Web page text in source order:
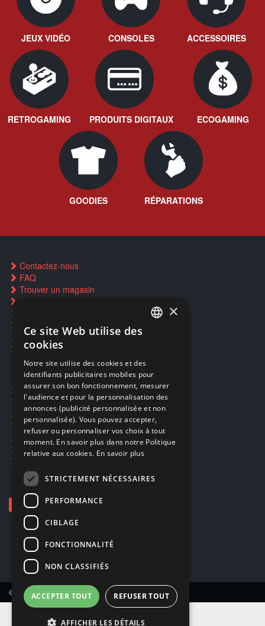
JEUX VIDÉO CONSOLES ACCESSOIRES
RETROGAMING PRODUITS DIGITAUX ECOGAMING
GOODIES RÉPARATIONS
Contactez-nous
FAQ
Trouver un magasin
Restauration CD griffés
Réparations & SAV
Smartpoints
Ecogaming
Expédition & retours
Confidentialité
Conditions générales
EA Sport UFC 6
Call of Duty: Modern Warfare 4
Rachat et revente de jeux en cash
© Copyright 2026 Smartoys SA – Tous droits réservés.
ENGLISH
×
Ce site Web utilise des
cookies
Notre site utilise des cookies et des
identifiants publicitaires mobiles pour
assurer son bon fonctionnement, mesurer
l'audience et pour la personnalisation des
annonces (publicité personnalisée et non
personnalisée). Vous pouvez accepter,
refuser ou personnaliser vos choix à tout
moment. En savoir plus dans notre Politique
relative aux cookies. En savoir plus
STRICTEMENT NÉCESSAIRES
PERFORMANCE
CIBLAGE
FONCTIONNALITÉ
NON CLASSIFIÉS
ACCEPTER TOUT REFUSER TOUT
AFFICHER LES DÉTAILS